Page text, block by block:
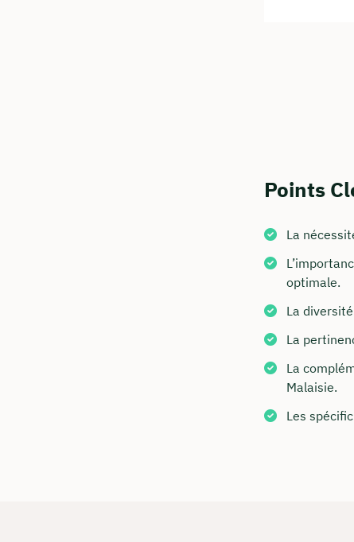
Points
La
optimale.
La
La
La
Malaisie.
Les
Nous vous
+49
Visitez